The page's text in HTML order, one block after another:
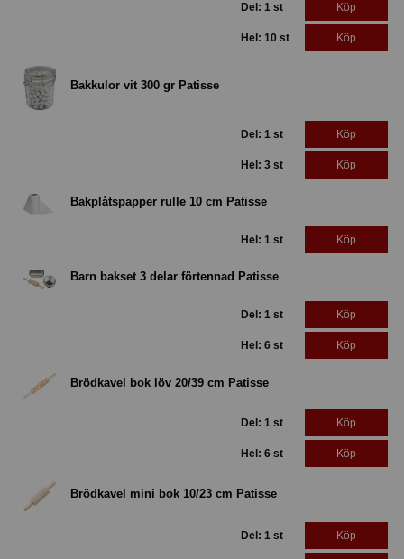
Del: 1 st Köp
Hel: 10 st Köp
Bakkulor vit 300 gr Patisse
Del: 1 st Köp
Hel: 3 st Köp
Bakplåtspapper rulle 10 cm Patisse
Hel: 1 st Köp
Barn bakset 3 delar förtennad Patisse
Del: 1 st Köp
Hel: 6 st Köp
Brödkavel bok löv 20/39 cm Patisse
Del: 1 st Köp
Hel: 6 st Köp
Brödkavel mini bok 10/23 cm Patisse
Del: 1 st Köp